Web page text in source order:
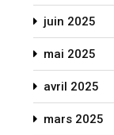
juin 2025
mai 2025
avril 2025
mars 2025